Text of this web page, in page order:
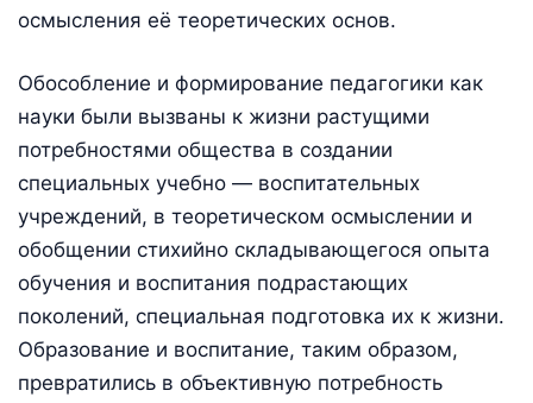
осмысления её теоретических основ.
Обособление и формирование педагогики как
науки были вызваны к жизни растущими
потребностями общества в создании
специальных учебно — воспитательных
учреждений, в теоретическом осмыслении и
обобщении стихийно складывающегося опыта
обучения и воспитания подрастающих
поколений, специальная подготовка их к жизни.
Образование и воспитание, таким образом,
превратились в объективную потребность